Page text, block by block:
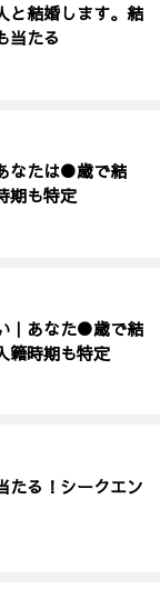
と結婚します。結
当たる
なたは●歳で結
期も特定
｜あなた●歳で結
籍時期も特定
たる！シークエン